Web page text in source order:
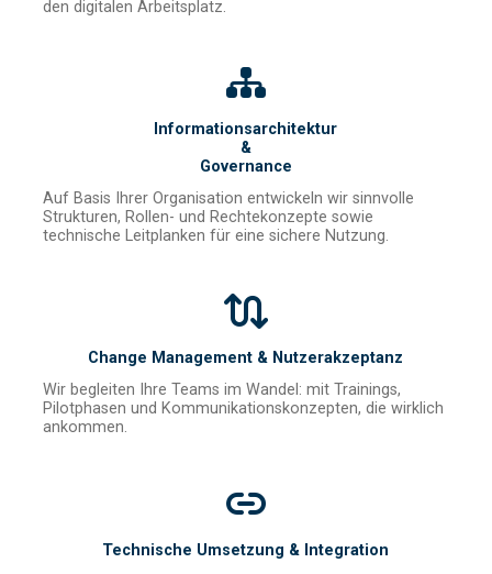
den digitalen Arbeitsplatz.
Informationsarchitektur
&
Governance
Auf Basis Ihrer Organisation entwickeln wir sinnvolle
Strukturen, Rollen- und Rechtekonzepte sowie
technische Leitplanken für eine sichere Nutzung.
Change Management & Nutzerakzeptanz
Wir begleiten Ihre Teams im Wandel: mit Trainings,
Pilotphasen und Kommunikationskonzepten, die wirklich
ankommen.
Technische Umsetzung & Integration